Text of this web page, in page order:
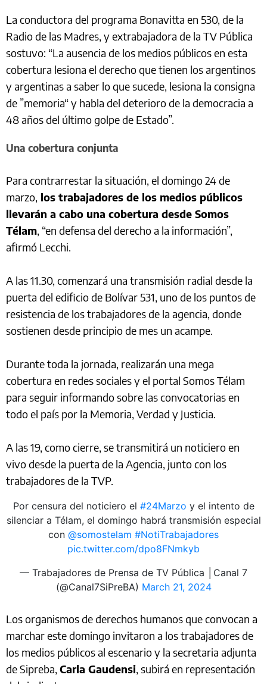
La conductora del programa Bonavitta en 530, de la
Radio de las Madres, y extrabajadora de la TV Pública
sostuvo: “La ausencia de los medios públicos en esta
cobertura lesiona el derecho que tienen los argentinos
y argentinas a saber lo que sucede, lesiona la consigna
de ”memoria“ y habla del deterioro de la democracia a
48 años del último golpe de Estado”.
Una cobertura conjunta
Para contrarrestar la situación, el domingo 24 de
marzo, los trabajadores de los medios públicos
llevarán a cabo una cobertura desde Somos
Télam, “en defensa del derecho a la información”,
afirmó Lecchi.
A las 11.30, comenzará una transmisión radial desde la
puerta del edificio de Bolívar 531, uno de los puntos de
resistencia de los trabajadores de la agencia, donde
sostienen desde principio de mes un acampe.
Durante toda la jornada, realizarán una mega
cobertura en redes sociales y el portal Somos Télam
para seguir informando sobre las convocatorias en
todo el país por la Memoria, Verdad y Justicia.
A las 19, como cierre, se transmitirá un noticiero en
vivo desde la puerta de la Agencia, junto con los
trabajadores de la TVP.
Por censura del noticiero el #24Marzo y el intento de
silenciar a Télam, el domingo habrá transmisión especial
con @somostelam #NotiTrabajadores
pic.twitter.com/dpo8FNmkyb
— Trabajadores de Prensa de TV Pública │Canal 7
(@Canal7SiPreBA) March 21, 2024
Los organismos de derechos humanos que convocan a
marchar este domingo invitaron a los trabajadores de
los medios públicos al escenario y la secretaria adjunta
de Sipreba, Carla Gaudensi, subirá en representación